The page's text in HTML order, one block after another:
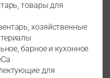
товары для
хозяйственные
барное и кухонное
для